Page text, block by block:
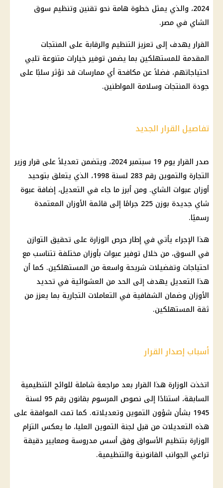
2024، والذي يمثل خطوة هامة نحو تقنين وتنظيم سوق
الشاي في مصر.
القرار يهدف إلى تعزيز التنظيم والرقابة على المنتجات
المقدمة للمستهلكين بما يضمن توفير خيارات متنوعة تلبي
احتياجاتهم، فضلاً عن مكافحة أي ممارسات قد تؤثر سلبًا على
جودة المنتجات وسلامة المواطنين.
تفاصيل القرار الجديد
صدرالقرار يوم سبتمبر2024، ويتضمن تعديلاً على قراروزير
التجارة والتموين رقم 283 لسنة 1998، الذي يتعلق بتوحيد
أوزان عبوات الشاي. ومن أبرز ما جاء في التعديل، إضافة عبوة
شاي جديدة بوزن 225 جرامًا إلى قائمة الأوزان المعتمدة
رسميًا.
هذا الإجراء يأتي في إطار حرص الوزارة على تحقيق التوازن
في السوق، من خلال توفيرعبوات بأوزان مختلفة تتناسب مع
احتياجات وتفضيلات شريحة واسعة من المستهلكين. كما أن
هذا التعديل يهدف إلى الحد من العشوائية في تحديد
الأوزان وضمان الشفافية في التعاملات التجارية بما يعزز من
ثقة المستهلكين.
أسباب إصدار القرار
اتخذت الوزارة هذا القراربعد مراجعة شاملة للوائح التنظيمية
السابقة، استنادًا إلى نصوص المرسوم بقانون رقم 95 لسنة
1945 بشأن شؤون
التموين وتعديلاته. كما تمت الموافقة على
هذه التعديلات من قبل لجنة التموين العليا، ما يعكس التزام
الوزارة بتنظيم الأسواق وفق أسس مدروسة ومعايير دقيقة
تراعي الجوانب القانونية والتنظيمية.